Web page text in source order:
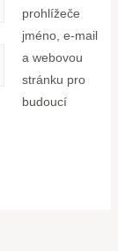
prohlížeče
jméno, e-mail
a webovou
stránku pro
budoucí